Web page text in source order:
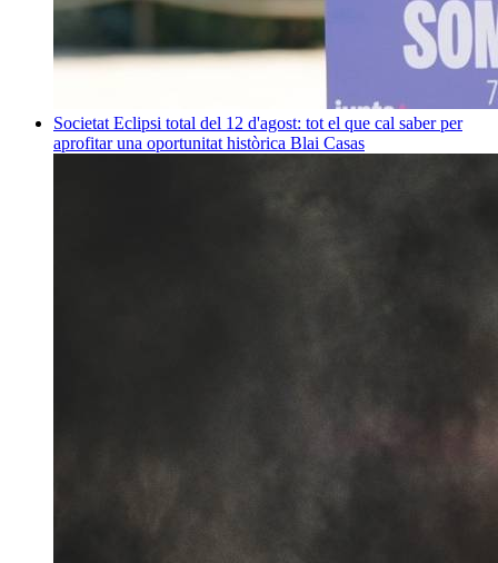
Societat Eclipsi total del 12 d'agost: tot el que cal saber per
aprofitar una oportunitat històrica Blai Casas